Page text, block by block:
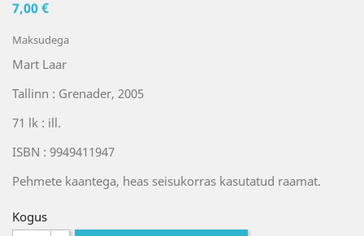
7,00 €
Maksudega
Mart Laar
Tallinn : Grenader, 2005
71 lk : ill.
ISBN : 9949411947
Pehmete kaantega, heas seisukorras kasutatud raamat.
Kogus